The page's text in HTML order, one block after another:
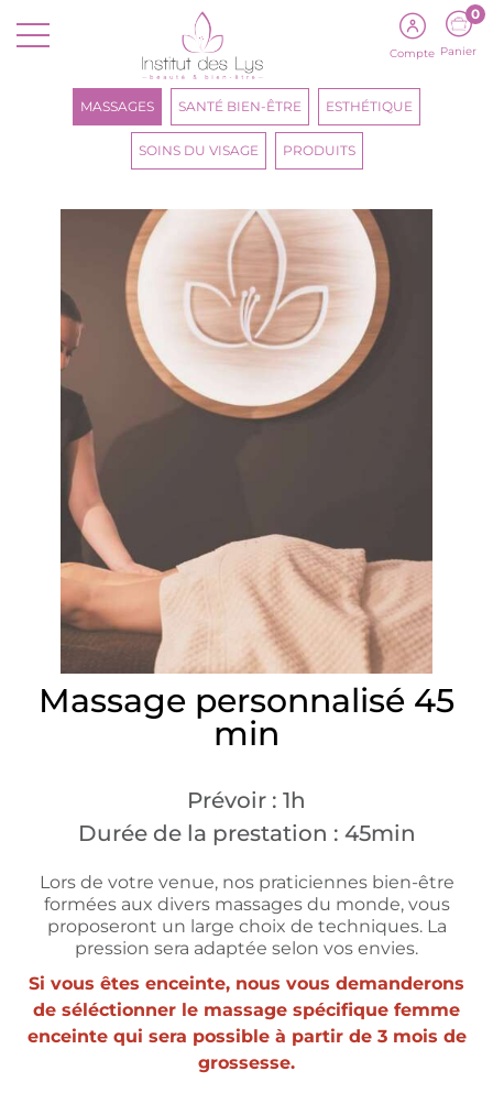
Compte
0
Panier
MASSAGES SANTÉ BIEN-ÊTRE ESTHÉTIQUE
SOINS DU VISAGE PRODUITS
Massage personnalisé 45
min
Prévoir : 1h
Durée de la prestation : 45min
Lors de votre venue, nos praticiennes bien-être
formées aux divers massages du monde, vous
proposeront un large choix de techniques. La
pression sera adaptée selon vos envies.
Si vous êtes enceinte, nous vous demanderons
de séléctionner le massage spécifique femme
enceinte qui sera possible à partir de 3 mois de
grossesse.